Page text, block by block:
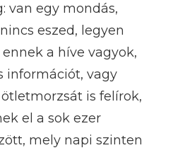
van egy mondás,
eszed, legyen
ennek a híve vagyok,
információt, vagy
is felírok,
el a sok ezer
mely napi szinten